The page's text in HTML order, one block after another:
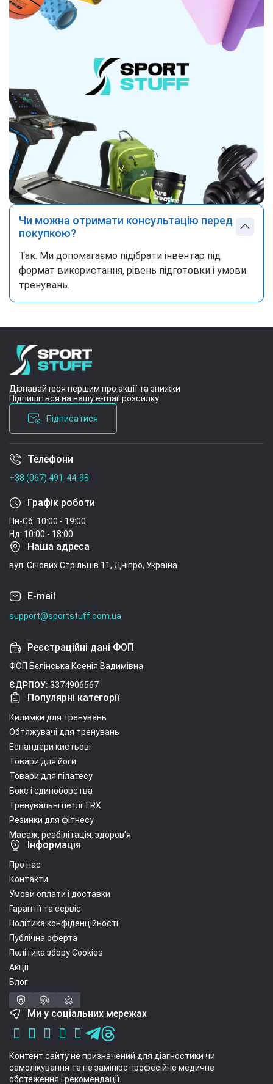
Чи можна отримати консультацію перед
покупкою?
Так. Ми допомагаємо підібрати інвентар під
формат використання, рівень підготовки і умови
тренувань.
Дізнавайтеся першим про акції та знижки
Підпишіться на нашу e-mail розсилку
Підписатися
Умови угоди
Телефони
+38 (067) 491-44-98
Графік роботи
Пн-Сб: 10:00 - 19:00
Нд: 10:00 - 18:00
Наша адреса
вул. Січових Стрільців 11, Дніпро, Україна
E-mail
support@sportstuff.com.ua
Реєстраційні дані ФОП
ФОП Бєлінська Ксенія Вадимівна
ЄДРПОУ: 3374906567
Популярні категорії
Килимки для тренувань
Обтяжувачі для тренувань
Еспандери кистьові
Товари для йоги
Товари для пілатесу
Бокс і єдиноборства
Тренувальні петлі TRX
Резинки для фітнесу
Масаж, реабілітація, здоров'я
Інформація
Про нас
Контакти
Умови оплати і доставки
Гарантії та сервіс
Політика конфіденційності
Публічна оферта
Політика збору Cookies
Акції
Блог
Ми у соціальних мережах
Контент сайту не призначений для діагностики чи
самолікування та не замінює професійне медичне
обстеження і рекомендації.